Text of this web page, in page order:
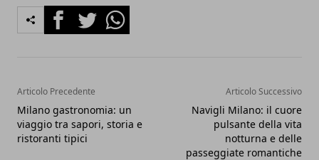
FacebookTwitterWhatsapp
Articolo Precedente
Milano gastronomia: un
viaggio tra sapori, storia e
ristoranti tipici
Articolo Successivo
Navigli Milano: il cuore
pulsante della vita
notturna e delle
passeggiate romantiche